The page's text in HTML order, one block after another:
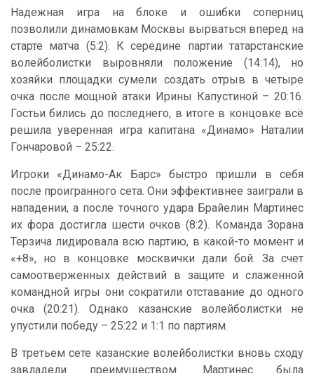
Надежная игра на блоке и ошибки соперниц
позволили динамовкам Москвы вырваться вперед на
старте матча (5:2). К середине партии татарстанские
волейболистки выровняли положение (14:14), но
хозяйки площадки сумели создать отрыв в четыре
очка после мощной атаки Ирины Капустиной – 20:16.
Гостьи бились до последнего, в итоге в концовке всё
решила уверенная игра капитана «Динамо» Наталии
Гончаровой – 25:22.
Игроки «Динамо-Ак Барс» быстро пришли в себя
после проигранного сета. Они эффективнее заиграли в
нападении, а после точного удара Брайелин Мартинес
их фора достигла шести очков (8:2). Команда Зорана
Терзича лидировала всю партию, в какой-то момент и
«+8», но в концовке москвички дали бой. За счет
самоотверженных действий в защите и слаженной
командной игры они сократили отставание до одного
очка (20:21). Однако казанские волейболистки не
упустили победу – 25:22 и 1:1 по партиям.
В третьем сете казанские волейболистки вновь сходу
завладели преимуществом. Мартинес была